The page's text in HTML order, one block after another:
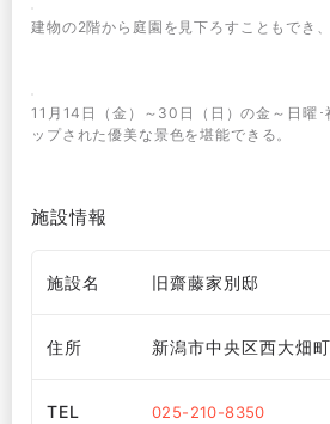
建物の2階から庭園を見下ろすこともでき
11月14日（金）～30日（日）の金～日曜･
ップされた優美な景色を堪能できる。
施設情報
施設名 旧齋藤家別邸
住所 新潟市中央区西大畑
TEL 025-210-8350